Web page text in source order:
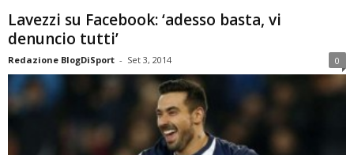
Lavezzi su Facebook: ‘adesso basta, vi
denuncio tutti’
Redazione BlogDiSport - Set 3, 2014 0